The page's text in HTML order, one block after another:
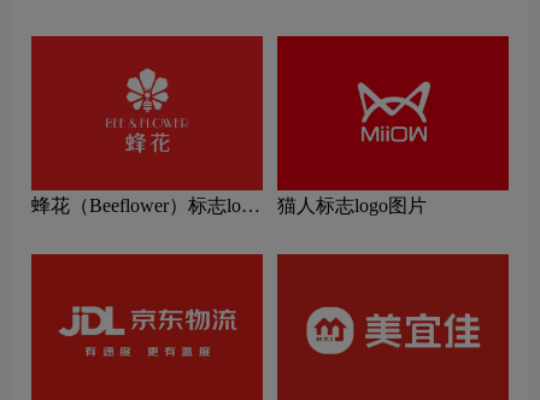
蜂花（Beeflower）标志logo
猫人标志logo图片